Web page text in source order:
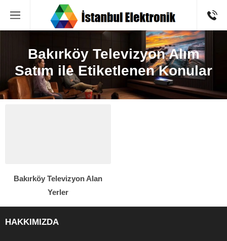
Bakırköy Televizyon Alım
Satım ile Etiketlenen Konular
Bakırköy Televizyon Alan
Yerler
HAKKIMIZDA